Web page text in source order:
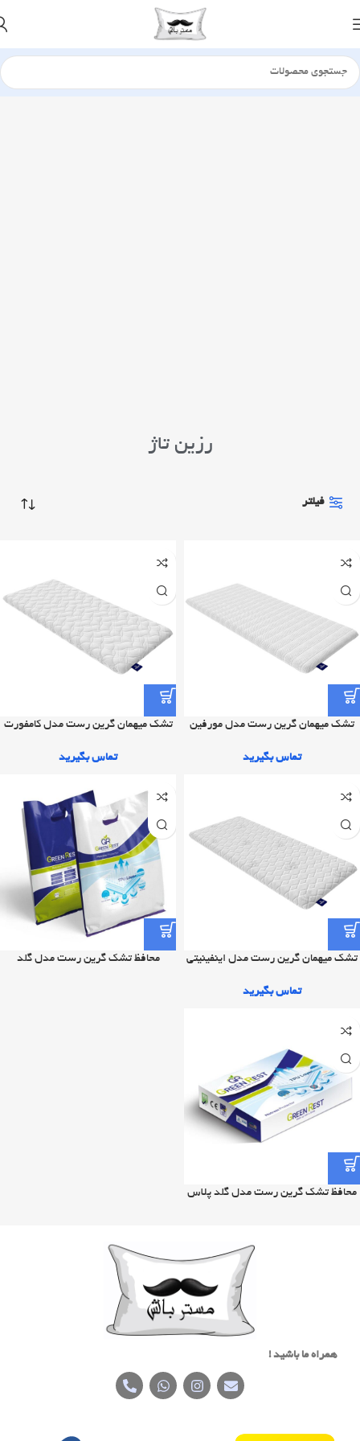
رزین تاژ
فیلتر
تشک میهمان گرین رست مدل مورفین
تماس بگیرید
تشک میهمان گرین رست مدل کامفورت
تماس بگیرید
تشک میهمان گرین رست مدل اینفینیتی
تماس بگیرید
محافظ تشک گرین رست مدل گلد
محافظ تشک گرین رست مدل گلد پلاس
همراه ما باشید !